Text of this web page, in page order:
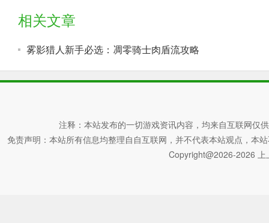
相关文章
雾影猎人新手必选：凋零骑士肉盾流攻略
注释：本站发布的一切游戏资讯内容，均来自互联网仅
免责声明：本站所有信息均整理自自互联网，并不代表本站观点，本
Copyright@2026-2026